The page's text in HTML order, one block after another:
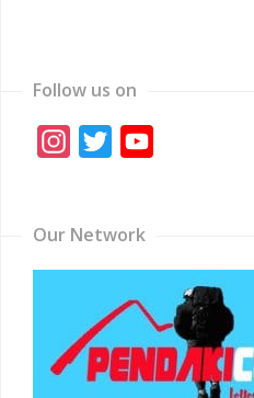
Follow us on
Instagram
Twitter
Our Network